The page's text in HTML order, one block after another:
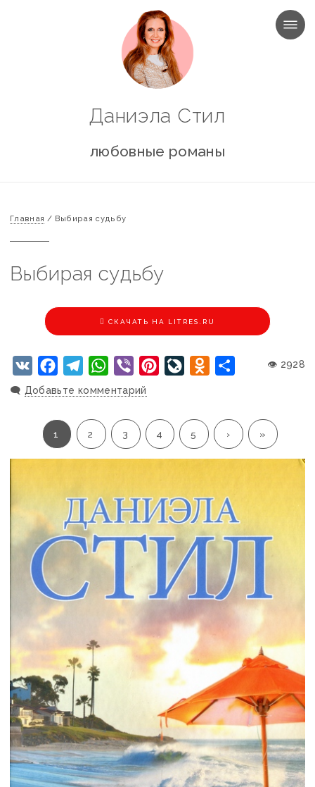
МЕНЮ
Даниэла Стил
любовные романы
Главная / Выбирая судьбу
Выбирая судьбу
CКАЧАТЬ НА LITRES.RU
VK FacebookTelegramWhatsApp
Viber PinterestLiveJournalOdnoklassniki
Отправить
👁 2928
🗨️ Добавьте комментарий
1 2 3 4 5 › »